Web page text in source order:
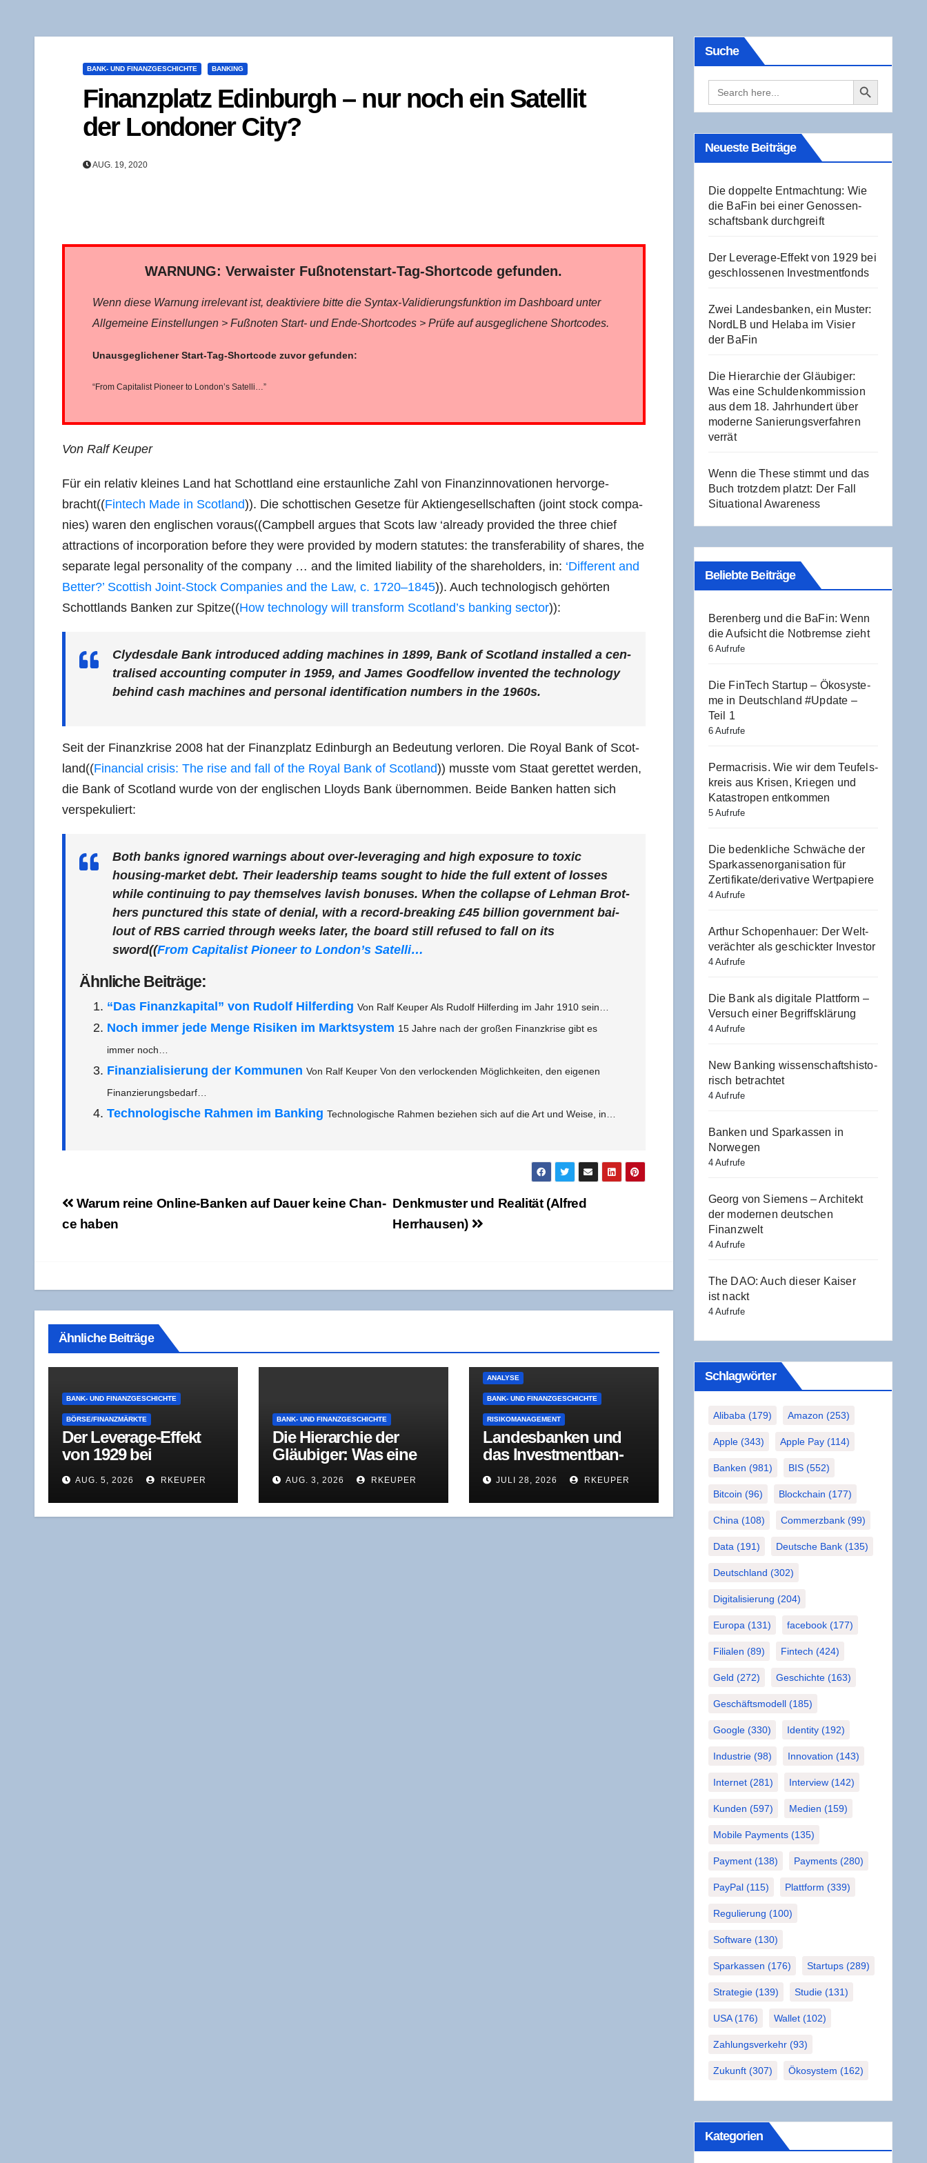
BANK- UND FINANZGESCHICHTE BANKING
Finanz­platz Edin­burgh – nur noch ein Satel­lit
der Lon­do­ner City?
AUG. 19, 2020
WARNUNG: Ver­wais­ter Fuß­no­ten­start-Tag-Short­code gefunden.
Wenn die­se War­nung irrele­vant ist, deak­ti­vie­re bit­te die Syn­tax-Vali­die­rungs­funk­ti­on im Dash­board unter
All­ge­mei­ne Ein­stel­lun­gen > Fuß­no­ten Start- und Ende-Short­codes > Prü­fe auf aus­ge­gli­che­ne Shortcodes.
Unaus­ge­gli­che­ner Start-Tag-Short­code zuvor gefunden:
“From Capi­ta­list Pio­neer to London’s Satelli…”
Von Ralf Keuper
Für ein rela­tiv klei­nes Land hat Schott­land eine erstaun­li­che Zahl von Finanz­in­no­va­tio­nen her­vor­ge­
bracht((Fin­tech Made in Scot­land)). Die schot­ti­schen Geset­ze für Akti­en­ge­sell­schaf­ten (joint stock com­pa­
nies) waren den eng­li­schen voraus((Campbell argues that Scots law ‘alre­a­dy pro­vi­ded the three chief
attrac­tions of incor­po­ra­ti­on befo­re they were pro­vi­ded by modern sta­tu­tes: the trans­fera­bi­li­ty of shares, the
sepa­ra­te legal per­so­na­li­ty of the com­pa­ny … and the limi­t­ed lia­bi­li­ty of the share­hol­ders, in: ‘Dif­fe­rent and
Bet­ter?’ Scot­tish Joint-Stock Com­pa­nies and the Law, c. 1720–1845)). Auch tech­no­lo­gisch gehör­ten
Schott­lands Ban­ken zur Spit­ze((How tech­no­lo­gy will trans­form Scotland’s ban­king sec­tor)):
Cly­des­da­le Bank intro­du­ced adding machi­nes in 1899, Bank of Scot­land instal­led a cen­
tra­li­sed accoun­ting com­pu­ter in 1959, and James Good­fel­low inven­ted the tech­no­lo­gy
behind cash machi­nes and per­so­nal iden­ti­fi­ca­ti­on num­bers in the 1960s.
Seit der Finanz­kri­se 2008 hat der Finanz­platz Edin­burgh an Bedeu­tung ver­lo­ren. Die Roy­al Bank of Scot­
land((Finan­cial cri­sis: The rise and fall of the Roy­al Bank of Scot­land)) muss­te vom Staat geret­tet wer­den,
die Bank of Scot­land wur­de von der eng­li­schen Lloyds Bank über­nom­men. Bei­de Ban­ken hat­ten sich
verspekuliert:
Both banks igno­red war­nings about over-lever­aging and high expo­sure to toxic
housing-mar­ket debt. Their lea­der­ship teams sought to hide the full ext­ent of los­ses
while con­ti­nuing to pay them­sel­ves lavish bonu­ses. When the col­lap­se of Leh­man Brot­
hers punc­tu­red this sta­te of deni­al, with a record-brea­king £45 bil­li­on govern­ment bai­
lout of RBS car­ri­ed through weeks later, the board still refu­sed to fall on its
sword((From Capi­ta­list Pio­neer to London’s Satelli…
Ähn­li­che Beiträge:
“Das Finanz­ka­pi­tal” von Rudolf Hil­fer­ding Von Ralf Keu­per Als Rudolf Hil­fer­ding im Jahr 1910 sein…
Noch immer jede Men­ge Risi­ken im Markt­sys­tem 15 Jah­re nach der gro­ßen Finanz­kri­se gibt es
immer noch…
Finan­zia­li­sie­rung der Kom­mu­nen Von Ralf Keu­per Von den ver­lo­cken­den Mög­lich­kei­ten, den eige­nen
Finanzierungsbedarf…
Tech­no­lo­gi­sche Rah­men im Ban­king Tech­no­lo­gi­sche Rah­men bezie­hen sich auf die Art und Wei­se, in…
Beitragsnavigation
Denk­mus­ter und Rea­li­tät (Alfred
Herrhausen)
War­um rei­ne Online-Ban­ken auf Dau­er kei­ne Chan­
ce haben
Ähnliche Beiträge
BANK- UND FINANZGESCHICHTE
BÖRSE/FINANZMÄRKTE
Der Levera­ge-Effekt
von 1929 bei
geschlos­se­nen
Investmentfonds
AUG. 5, 2026 RKEUPER
BANK- UND FINANZGESCHICHTE
Die Hier­ar­chie der
Gläu­bi­ger: Was eine
Schul­den­kom­mis­si­on
aus dem 18. Jahr­hun­
dert über moder­ne
Sanie­rungs­ver­fah­ren
AUG. 3, 2026 RKEUPER
ANALYSE
BANK- UND FINANZGESCHICHTE
RISIKOMANAGEMENT
Lan­des­ban­ken und
das Invest­ment­ban­
king-Dilem­ma: Was
der NordLB-Umbau
wirk­lich zeigt
JULI 28, 2026 RKEUPER
Suche
Search
for:
Search Button
Neu­es­te Beiträge
Die dop­pel­te Ent­mach­tung: Wie
die BaFin bei einer Genos­sen­
schafts­bank durchgreift
Der Levera­ge-Effekt von 1929 bei
geschlos­se­nen Investmentfonds
Zwei Lan­des­ban­ken, ein Mus­ter:
NordLB und Hela­ba im Visier
der BaFin
Die Hier­ar­chie der Gläu­bi­ger:
Was eine Schul­den­kom­mis­si­on
aus dem 18. Jahr­hun­dert über
moder­ne Sanie­rungs­ver­fah­ren
verrät
Wenn die The­se stimmt und das
Buch trotz­dem platzt: Der Fall
Situa­tio­nal Awareness
Beliebte Beiträge
Beren­berg und die BaFin: Wenn
die Auf­sicht die Not­brem­se zieht
6 Aufrufe
Die Fin­Tech Start­up – Öko­sys­te­
me in Deutsch­land #Update –
Teil 1
6 Aufrufe
Per­macri­sis. Wie wir dem Teu­fels­
kreis aus Kri­sen, Krie­gen und
Kata­stro­pen entkommen
5 Aufrufe
Die bedenk­li­che Schwä­che der
Spar­kas­sen­or­ga­ni­sa­ti­on für
Zertifikate/​derivative Wertpapiere
4 Aufrufe
Arthur Scho­pen­hau­er: Der Welt­
ver­äch­ter als geschick­ter Investor
4 Aufrufe
Die Bank als digi­ta­le Platt­form –
Ver­such einer Begriffsklärung
4 Aufrufe
New Ban­king wis­sen­schafts­his­to­
risch betrachtet
4 Aufrufe
Ban­ken und Spar­kas­sen in
Norwegen
4 Aufrufe
Georg von Sie­mens – Archi­tekt
der moder­nen deut­schen
Finanzwelt
4 Aufrufe
The DAO: Auch die­ser Kai­ser
ist nackt
4 Aufrufe
Schlag­wör­ter
Alibaba (179) Amazon (253)
Apple(343) Apple Pay(114)
Banken (981) BIS(552)
Bitcoin (96) Blockchain (177)
China (108) Commerzbank(99)
Data (191) Deutsche Bank(135)
Deutschland (302)
Digitalisierung (204)
Europa (131) facebook(177)
Filialen (89) Fintech (424)
Geld (272) Geschichte(163)
Geschäftsmodell(185)
Google(330) Identity(192)
Industrie(98) Innovation (143)
Internet(281) Interview(142)
Kunden (597) Medien (159)
Mobile Payments(135)
Payment(138) Payments(280)
PayPal(115) Plattform (339)
Regulierung (100)
Software(130)
Sparkassen (176) Startups(289)
Strategie(139) Studie(131)
USA(176) Wallet(102)
Zahlungsverkehr(93)
Zukunft(307) Ökosystem (162)
Kate­go­rien